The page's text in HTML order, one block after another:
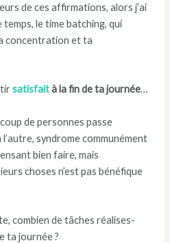
de ces affirmations, alors j’ai
le time batching, qui
concentration et ta
satisfaità la fin de ta journée…
de personnes passe
syndrome communément
bien faire, mais
choses n’est pas bénéfique
combien de tâches réalises-
ta journée ?